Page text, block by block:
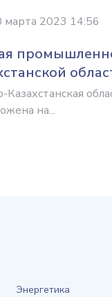
марта 2023 14:56
Казахстанская
на...
Энергетика